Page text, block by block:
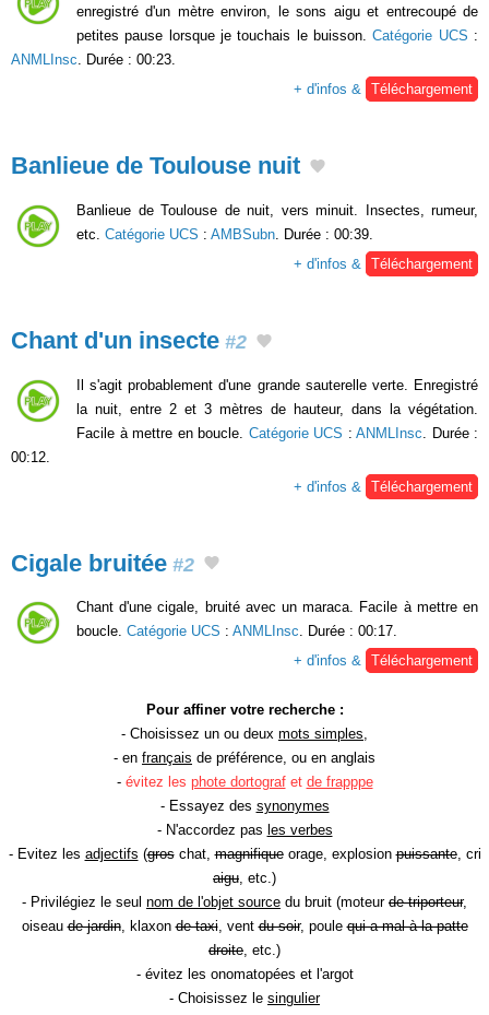
enregistré d'un mètre environ, le sons aigu et entrecoupé de
petites pause lorsque je touchais le buisson.Catégorie UCS :
ANMLInsc. Durée : 00:23.
+ d'infos & Téléchargement
Banlieue de Toulouse nuit
Banlieue de Toulouse de nuit, vers minuit. Insectes, rumeur,
etc. Catégorie UCS : AMBSubn . Durée : 00:39.
+ d'infos &
Téléchargement
Chant d'un insecte #2
Il s'agit probablement d'une grande sauterelle verte. Enregistré
la nuit, entre 2 et 3 mètres de hauteur, dans la végétation.
Facile à mettre en boucle. Catégorie UCS : ANMLInsc . Durée :
00:12.
+ d'infos &
Téléchargement
Cigale bruitée #2
Chant d'une cigale, bruité avec un maraca. Facile à mettre en
boucle. Catégorie UCS : ANMLInsc. Durée : 00:17.
+ d'infos & Téléchargement
Pour affiner votre recherche :
- Choisissez un ou deux mots simples,
- en français de préférence, ou en anglais
- évitez les phote dortografet de frapppe
- Essayez des synonymes
- N'accordez pas les verbes
- Evitez les adjectifs (groschat,magnifiqueorage, explosionpuissante, cri
aigu, etc.)
- Privilégiez le seul nom de l'objet source du bruit (moteur de triporteur,
oiseaude jardin, klaxonde taxi, ventdu soir, poulequi a mal à la patte
droite, etc.)
- évitez les onomatopées et l'argot
- Choisissez le singulier